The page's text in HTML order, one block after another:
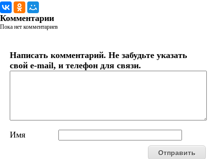
Комментарии
Пока нет комментариев
Написать комментарий. Не забудьте указать
свой e-mail, и телефон для связи.
Имя